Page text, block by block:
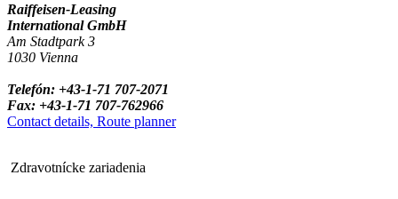
Raiffeisen-Leasing
International GmbH
Am Stadtpark 3
1030 Vienna
Telefón: +43-1-71 707-2071
Fax: +43-1-71 707-762966
Contact details, Route planner
Zdravotnícke zariadenia